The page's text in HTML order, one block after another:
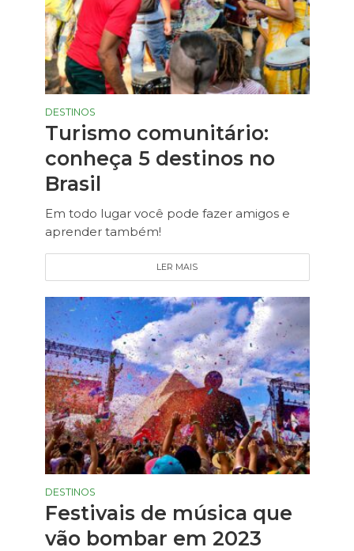
DESTINOS
Turismo comunitário:
conheça 5 destinos no
Brasil
Em todo lugar você pode fazer amigos e
aprender também!
LER MAIS
DESTINOS
Festivais de música que
vão bombar em 2023